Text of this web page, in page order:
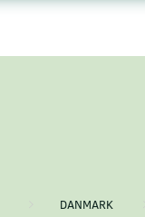
DANMARK